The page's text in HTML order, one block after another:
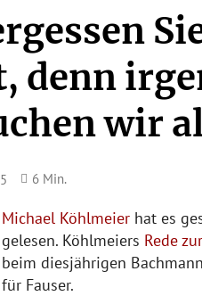
denn
wir
6 Min.
Michael Köhlmeier hat es
gelesen. Köhlmeiers Rede
beim diesjährigen
für Fauser.